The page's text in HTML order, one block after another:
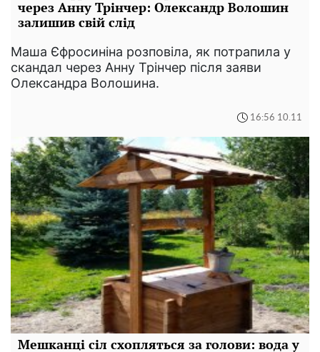
через Анну Трінчер: Олександр Волошин
залишив свій слід
Маша Єфросиніна розповіла, як потрапила у
скандал через Анну Трінчер після заяви
Олександра Волошина.
16:56 10.11
Мешканці сіл схопляться за голови: вода у